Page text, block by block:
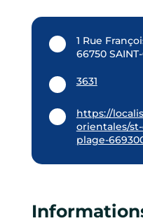
1 Rue
66750
3631
https://
orientales/
plage-